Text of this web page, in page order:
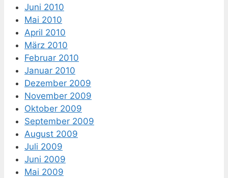
Juni 2010
Mai 2010
April 2010
März 2010
Februar 2010
Januar 2010
Dezember 2009
November 2009
Oktober 2009
September 2009
August 2009
Juli 2009
Juni 2009
Mai 2009